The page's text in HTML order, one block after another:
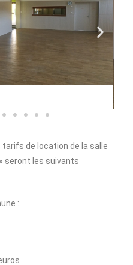
tarifs de location de la salle
seront les suivants
: